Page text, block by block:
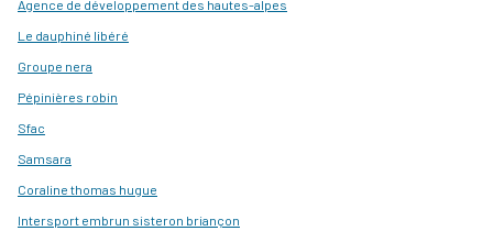
Agence de développement des hautes-alpes
Le dauphiné libéré
Groupe nera
Pépinières robin
Sfac
Samsara
Coraline thomas hugue
Intersport embrun sisteron briançon